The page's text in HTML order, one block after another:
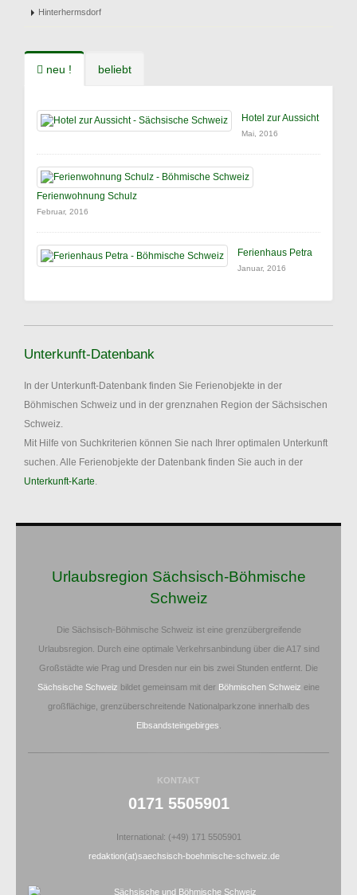
Hinterhermsdorf
neu ! beliebt
Hotel zur Aussicht
Mai, 2016
Ferienwohnung Schulz
Februar, 2016
Ferienhaus Petra
Januar, 2016
Unterkunft-Datenbank
In der Unterkunft-Datenbank finden Sie Ferienobjekte in der
Böhmischen Schweiz und in der grenznahen Region der Sächsischen
Schweiz.
Mit Hilfe von Suchkriterien können Sie nach Ihrer optimalen Unterkunft
suchen. Alle Ferienobjekte der Datenbank finden Sie auch in der
Unterkunft-Karte.
Urlaubsregion Sächsisch-Böhmische
Schweiz
Die Sächsisch-Böhmische Schweiz ist eine grenzübergreifende
Urlaubsregion. Durch eine optimale Verkehrsanbindung über die A17 sind
Großstädte wie Prag und Dresden nur ein bis zwei Stunden entfernt. Die
Sächsische Schweiz bildet gemeinsam mit der Böhmischen Schweiz eine
großflächige, grenzüberschreitende Nationalparkzone innerhalb des
Elbsandsteingebirges
KONTAKT
0171 5505901
International: (+49) 171 5505901
redaktion(at)saechsisch-boehmische-schweiz.de